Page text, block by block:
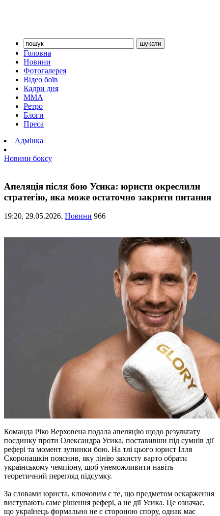
Головна
Новини
Фотогалерея
Відео боїв
Кадри дня
ММА
Ретро
Блоги
Преса
Адмінка
Новини боксу
Апеляція після бою Усика: юристи окреслили
стратегію, яка може остаточно закрити питання
19:20, 29.05.2026. Новини 966
Команда Ріко Верховена подала апеляцію щодо результату
поєдинку проти Олександра Усика, поставивши під сумнів дії
рефері та момент зупинки бою. На тлі цього юрист Ілля
Скоропашкін пояснив, яку лінію захисту варто обрати
українському чемпіону, щоб унеможливити навіть
теоретичний перегляд підсумку.
За словами юриста, ключовим є те, що предметом оскарження
виступають саме рішення рефері, а не дії Усика. Це означає,
що українець формально не є стороною спору, однак має